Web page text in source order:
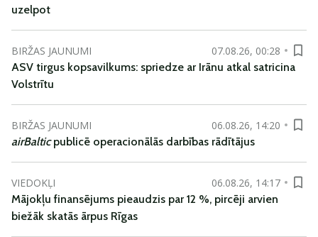
uzelpot
BIRŽAS JAUNUMI
07.08.26, 00:28
ASV tirgus kopsavilkums: spriedze ar Irānu atkal satricina
Volstrītu
BIRŽAS JAUNUMI
06.08.26, 14:20
airBalticpublicē operacionālās darbības rādītājus
VIEDOKĻI
06.08.26, 14:17
Mājokļu finansējums pieaudzis par 12 %, pircēji arvien
biežāk skatās ārpus Rīgas